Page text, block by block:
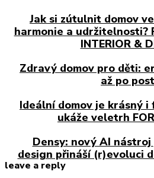
Jak si zútulnit domov
harmonie a udržitelnosti?
INTERIOR &
Zdravý domov pro děti:
až po
Ideální domov je krásný i
ukáže veletrh
Densy: nový AI
design přináší (r)evoluci
leave a reply